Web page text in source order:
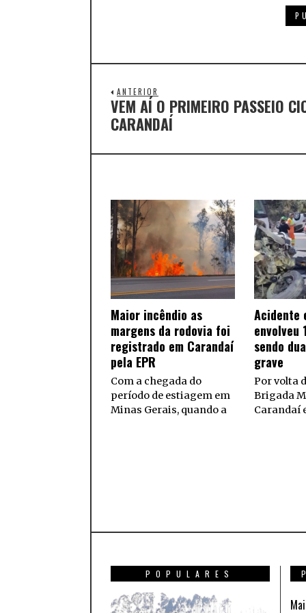
ANTERIOR
VEM AÍ O PRIMEIRO PASSEIO
CARANDAÍ
Maior incêndio as
margens da rodovia foi
registrado em Carandaí
pela EPR
Com a chegada do
período de estiagem em
Minas Gerais, quando a
Acidente
envolveu
sendo
grave
Por volta
Brigada
Carandaí
POPULARES